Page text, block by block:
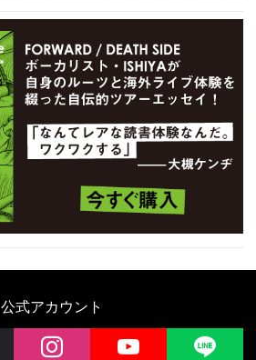
公式アカウント
instagram YouTube